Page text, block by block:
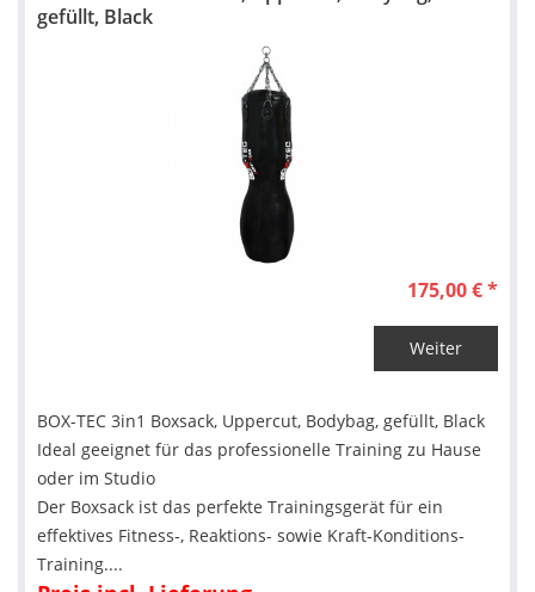
gefüllt, Black
175,00 € *
Weiter
BOX-TEC 3in1 Boxsack, Uppercut, Bodybag, gefüllt, Black
Ideal geeignet für das professionelle Training zu Hause
oder im Studio
Der Boxsack ist das perfekte Trainingsgerät für ein
effektives Fitness-, Reaktions- sowie Kraft-Konditions-
Training....